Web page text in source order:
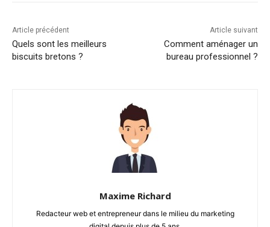
Article précédent
Quels sont les meilleurs
biscuits bretons ?
Article suivant
Comment aménager un
bureau professionnel ?
Maxime Richard
Redacteur web et entrepreneur dans le milieu du marketing